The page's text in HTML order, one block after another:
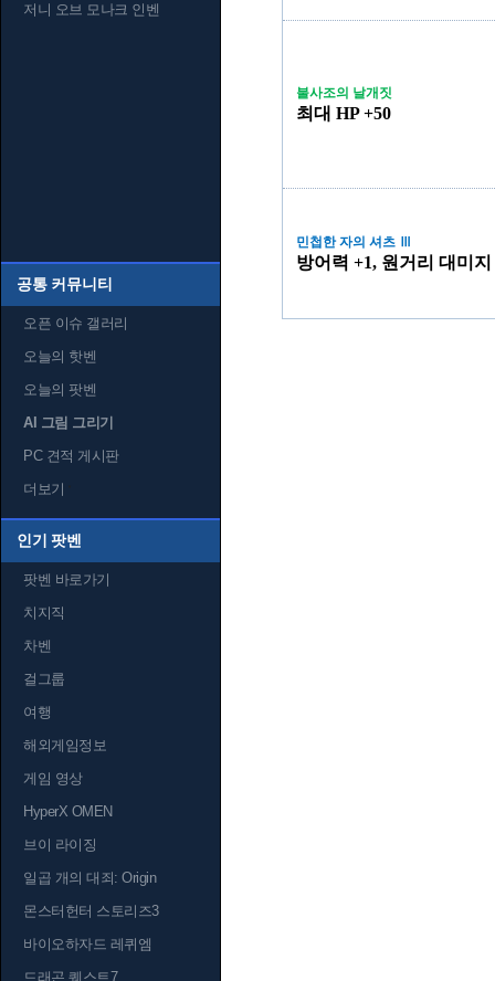
저니 오브 모나크 인벤
공통 커뮤니티
오픈 이슈 갤러리
오늘의 핫벤
오늘의 팟벤
AI 그림 그리기
PC 견적 게시판
더보기
인기 팟벤
팟벤 바로가기
치지직
차벤
걸그룹
여행
해외게임정보
게임 영상
HyperX OMEN
브이 라이징
일곱 개의 대죄: Origin
몬스터헌터 스토리즈3
바이오하자드 레퀴엠
드래곤 퀘스트7
불사조의 날개짓
최대 HP +50
민첩한 자의 셔츠 Ⅲ
방어력 +1, 원거리 대미지